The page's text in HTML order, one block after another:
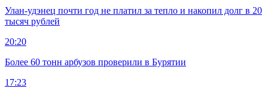
Улан-удэнец почти год не платил за тепло и накопил долг в 20
тысяч рублей
20:20
Более 60 тонн арбузов проверили в Бурятии
17:23